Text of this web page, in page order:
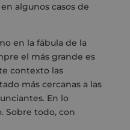
algunos casos de
en la fábula de la
el más grande es
contexto las
más cercanas a las
En lo
Sobre todo, con